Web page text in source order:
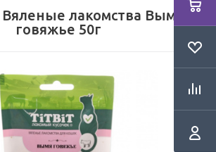
лакомства Вымя
говяжье 50г